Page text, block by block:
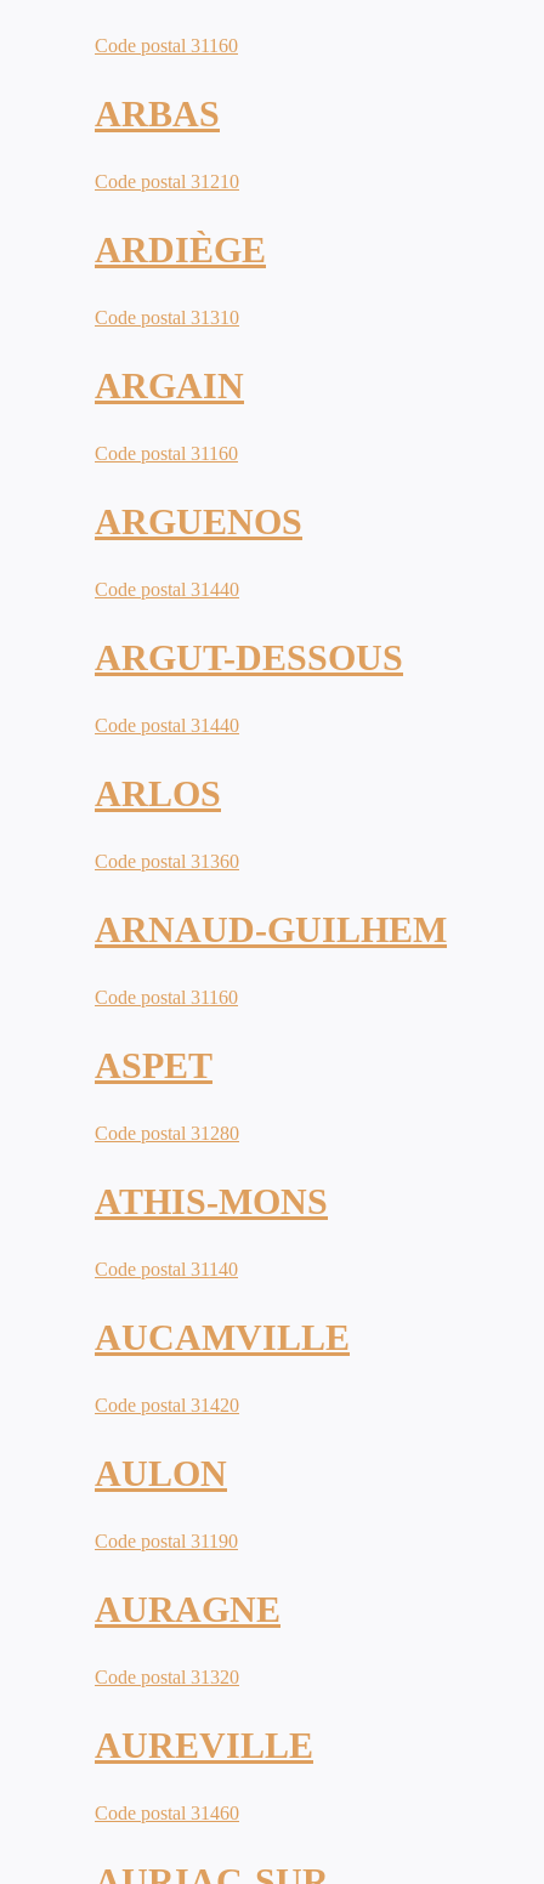
Code postal 31160
ARBAS
Code postal 31210
ARDIÈGE
Code postal 31310
ARGAIN
Code postal 31160
ARGUENOS
Code postal 31440
ARGUT-DESSOUS
Code postal 31440
ARLOS
Code postal 31360
ARNAUD-GUILHEM
Code postal 31160
ASPET
Code postal 31280
ATHIS-MONS
Code postal 31140
AUCAMVILLE
Code postal 31420
AULON
Code postal 31190
AURAGNE
Code postal 31320
AUREVILLE
Code postal 31460